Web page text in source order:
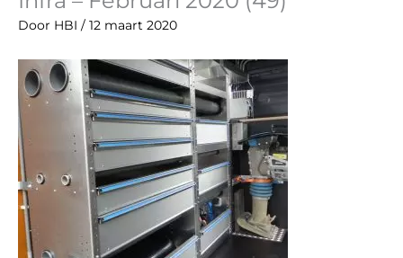
Door HBI / 12 maart 2020